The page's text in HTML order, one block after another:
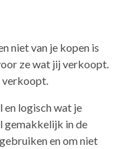
niet van je kopen is
ze wat jij verkoopt.
verkoopt.
en logisch wat je
gemakkelijk in de
en om niet